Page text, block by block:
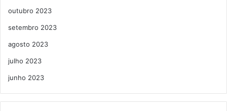
outubro 2023
setembro 2023
agosto 2023
julho 2023
junho 2023